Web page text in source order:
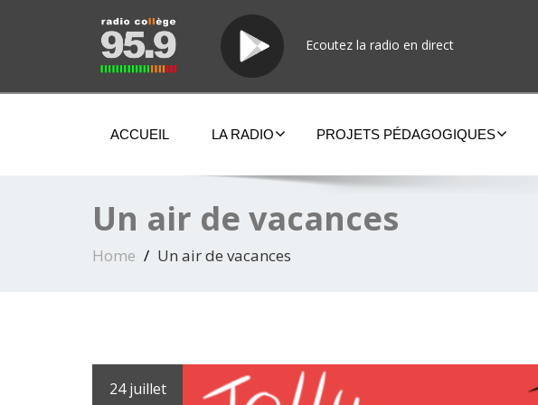
Ecoutez la radio en direct
ACCUEIL LA RADIO PROJETS PÉDAGOGIQUES
Un air de vacances
Home Un air de vacances
24 juillet